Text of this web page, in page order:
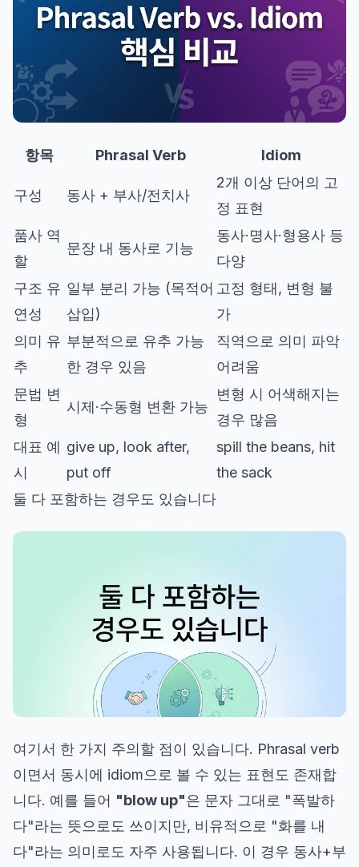
항목 Phrasal Verb Idiom
구성 동사 + 부사/전치사
2개 이상 단어의 고
정 표현
품사 역
할
문장 내 동사로 기능
동사·명사·형용사 등
다양
구조 유
연성
일부 분리 가능 (목적어
삽입)
고정 형태, 변형 불
가
의미 유
추
부분적으로 유추 가능
한 경우 있음
직역으로 의미 파악
어려움
문법 변
형
시제·수동형 변환 가능
변형 시 어색해지는
경우 많음
대표 예
시
give up, look after,
put off
spill the beans, hit
the sack
둘 다 포함하는 경우도 있습니다
여기서 한 가지 주의할 점이 있습니다. Phrasal verb
이면서 동시에 idiom으로 볼 수 있는 표현도 존재합
니다. 예를 들어 "blow up"은 문자 그대로 "폭발하
다"라는 뜻으로도 쓰이지만, 비유적으로 "화를 내
다"라는 의미로도 자주 사용됩니다. 이 경우 동사+부